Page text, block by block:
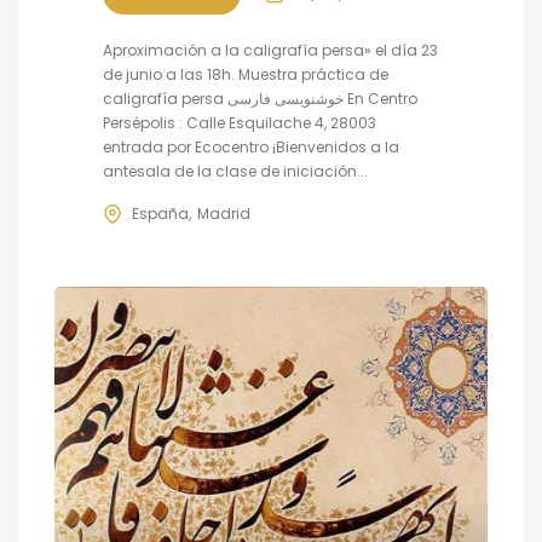
Aproximación a la caligrafía persa» el día 23
de junio a las 18h. Muestra práctica de
caligrafía persa خوشنویسی فارسی En Centro
Persépolis : Calle Esquilache 4, 28003
entrada por Ecocentro ¡Bienvenidos a la
antesala de la clase de iniciación...
España Madrid